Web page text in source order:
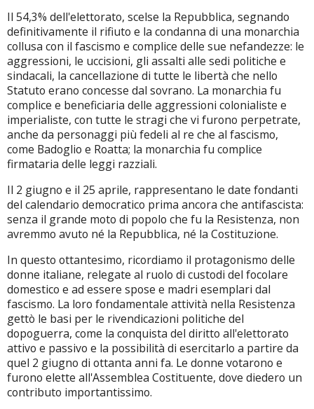
Il 54,3% dell'elettorato, scelse la Repubblica, segnando
definitivamente il rifiuto e la condanna di una monarchia
collusa con il fascismo e complice delle sue nefandezze: le
aggressioni, le uccisioni, gli assalti alle sedi politiche e
sindacali, la cancellazione di tutte le libertà che nello
Statuto erano concesse dal sovrano. La monarchia fu
complice e beneficiaria delle aggressioni colonialiste e
imperialiste, con tutte le stragi che vi furono perpetrate,
anche da personaggi più fedeli al re che al fascismo,
come Badoglio e Roatta; la monarchia fu complice
firmataria delle leggi razziali.
Il 2 giugno e il 25 aprile, rappresentano le date fondanti
del calendario democratico prima ancora che antifascista:
senza il grande moto di popolo che fu la Resistenza, non
avremmo avuto né la Repubblica, né la Costituzione.
In questo ottantesimo, ricordiamo il protagonismo delle
donne italiane, relegate al ruolo di custodi del focolare
domestico e ad essere spose e madri esemplari dal
fascismo. La loro fondamentale attività nella Resistenza
gettò le basi per le rivendicazioni politiche del
dopoguerra, come la conquista del diritto all'elettorato
attivo e passivo e la possibilità di esercitarlo a partire da
quel 2 giugno di ottanta anni fa. Le donne votarono e
furono elette all'Assemblea Costituente, dove diedero un
contributo importantissimo.